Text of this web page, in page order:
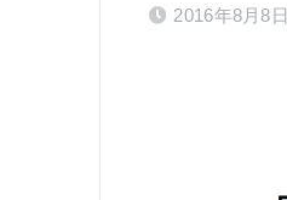
2016年8月8日